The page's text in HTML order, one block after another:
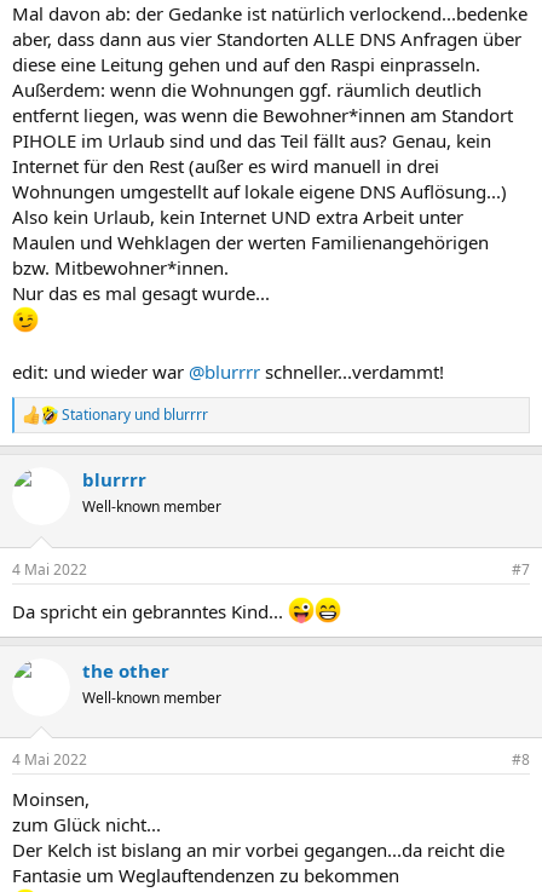
Mal davon ab: der Gedanke ist natürlich verlockend...bedenke
aber, dass dann aus vier Standorten ALLE DNS Anfragen über
diese eine Leitung gehen und auf den Raspi einprasseln.
Außerdem: wenn die Wohnungen ggf. räumlich deutlich
entfernt liegen, was wenn die Bewohner*innen am Standort
PIHOLE im Urlaub sind und das Teil fällt aus? Genau, kein
Internet für den Rest (außer es wird manuell in drei
Wohnungen umgestellt auf lokale eigene DNS Auflösung...)
Also kein Urlaub, kein Internet UND extra Arbeit unter
Maulen und Wehklagen der werten Familienangehörigen
bzw. Mitbewohner*innen.
Nur das es mal gesagt wurde...
edit: und wieder war @blurrrr schneller...verdammt!
R
e
k
e
:
Stationary und blurrrr
blurrrr
Well-known member
4 Mai 2022 #7
Da spricht ein gebranntes Kind...
the other
Well-known member
4 Mai 2022 #8
Moinsen,
zum Glück nicht...
Der Kelch ist bislang an mir vorbei gegangen...da reicht die
Fantasie um Weglauftendenzen zu bekommen